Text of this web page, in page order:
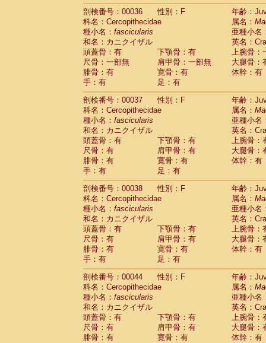
CercopithecidaeMacaca maura(3)
Cercopithecidae Macaca mulatta(56)
Cercopithecidae Macaca nemestrina(3)
Cercopithecidae Macaca nigra(0)
CercopithecidaeMacaca radiata(27)
CercopithecidaeMacaca silenus(0)
CercopithecidaeMacaca sinica (1)
CercopithecidaeMacaca sylvanus
CercopithecidaeMacaca thibetana (0)
Cercopithecidae Macaca tonkeana (0)
Cercopithecidae hybrid(1)
Cercopithecidae (0)
CercopithecidaeAllenopithecus
CercopithecidaeCercopithecus
CercopithecidaeCercopithecus
CercopithecidaeCercopithecus
CercopithecidaeCercopithecus diana
CercopithecidaeCercopithecus
Cercopithecidae
Cercopithecus
Cercopithecidae
Cercopithecus mitis
CercopithecidaeCercopithecus mitis
CercopithecidaeCercopithecus mitis
CercopithecidaeCercopithecus mona
CercopithecidaeCercopithecus
CercopithecidaeCercopithecus
CercopithecidaeCercopithecus
Cercopithecidae
Cercopithecusspp.(0)
Cercopithecidae
Chlorocebus
CercopithecidaeChlorocebus
CercopithecidaeErythrocebus patas
CercopithecidaeMiopithecus talapoin
剖検番号：00036
性別：F
年齢：
科名：Cercopithecidae
属名：
種小名： fascicularis
亜種小名
和名：カニクイザル
英名：
頭蓋骨：有
下顎骨：有
上腕骨：
尺骨：一部無
肩甲骨：一部無
大腿骨：
腓骨：有
寛骨：有
体幹：有
手：有
足：有
剖検番号：00037
性別：F
年齢：
科名：Cercopithecidae
属名：
種小名： fascicularis
亜種小名
和名：カニクイザル
英名：
頭蓋骨：有
下顎骨：有
上腕骨：
尺骨：有
肩甲骨：有
大腿骨：
腓骨：有
寛骨：有
体幹：有
手：有
足：有
剖検番号：00038
性別：F
年齢：
科名：Cercopithecidae
属名：
種小名： fascicularis
亜種小名
和名：カニクイザル
英名：
頭蓋骨：有
下顎骨：有
上腕骨：
尺骨：有
肩甲骨：有
大腿骨：
腓骨：有
寛骨：有
体幹：有
手：有
足：有
剖検番号：00044
性別：F
年齢：
科名：Cercopithecidae
属名：
種小名： fascicularis
亜種小名
和名：カニクイザル
英名：
頭蓋骨：有
下顎骨：有
上腕骨：
尺骨：有
肩甲骨：有
大腿骨：
腓骨：有
寛骨：有
体幹：有